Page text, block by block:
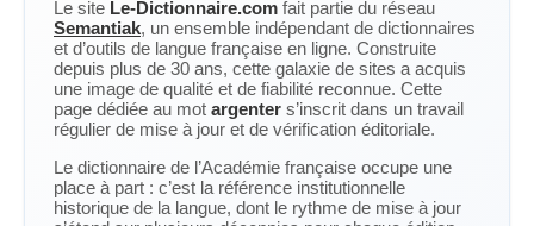
Le site Le-Dictionnaire.com fait partie du réseau
Semantiak, un ensemble indépendant de dictionnaires
et d’outils de langue française en ligne. Construite
depuis plus de 30 ans, cette galaxie de sites a acquis
une image de qualité et de fiabilité reconnue. Cette
page dédiée au mot argenter s’inscrit dans un travail
régulier de mise à jour et de vérification éditoriale.
Le dictionnaire de l’Académie française occupe une
place à part : c’est la référence institutionnelle
historique de la langue, dont le rythme de mise à jour